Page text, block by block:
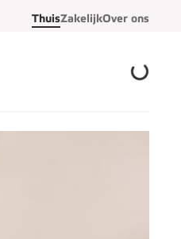
ThuisZakelijkOver ons